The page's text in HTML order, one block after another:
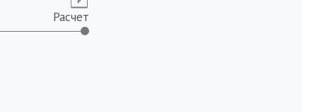
Расчет